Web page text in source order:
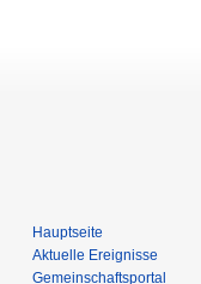
Hauptseite
Aktuelle Ereignisse
Gemeinschafts­portal